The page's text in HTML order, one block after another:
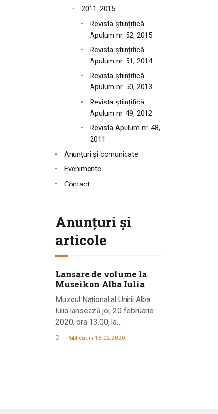
2011-2015
Revista științifică
Apulum nr. 52, 2015
Revista științifică
Apulum nr. 51, 2014
Revista științifică
Apulum nr. 50, 2013
Revista științifică
Apulum nr. 49, 2012
Revista Apulum nr. 48,
2011
Anunțuri și comunicate
Evenimente
Contact
Anunțuri și
articole
Lansare de volume la
Museikon Alba Iulia
Muzeul Național al Unirii Alba
Iulia lansează joi, 20 februarie
2020, ora 13.00, la…
Publicat în 18.02.2020